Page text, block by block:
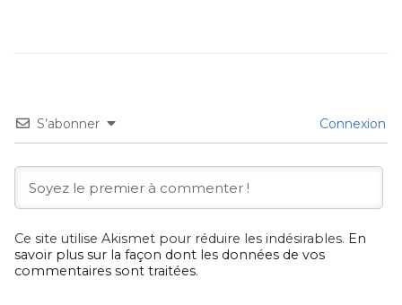
S’abonner Connexion
Ce site utilise Akismet pour réduire les indésirables. En
savoir plus sur la façon dont les données de vos
commentaires sont traitées.